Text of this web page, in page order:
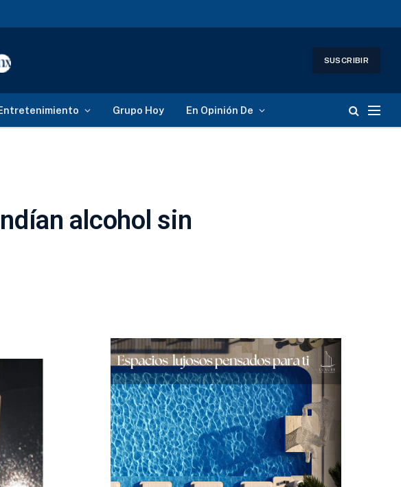
SUSCRIBIR
Grupo Hoy En Opinión De
alcohol sin